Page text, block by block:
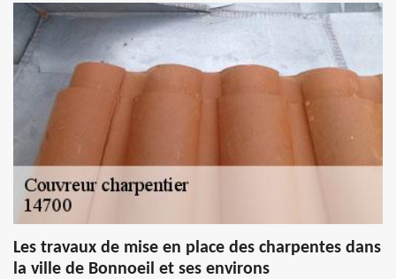
Les travaux de mise en place des charpentes dans
la ville de Bonnoeil et ses environs